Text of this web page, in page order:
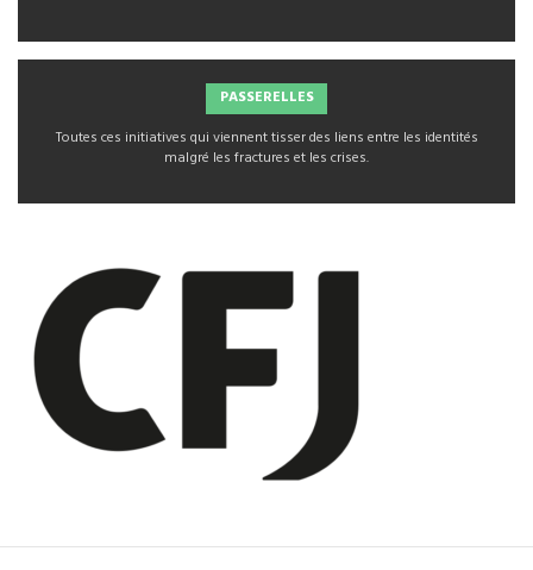
PASSERELLES
Toutes ces initiatives qui viennent tisser des liens entre les identités
malgré les fractures et les crises.